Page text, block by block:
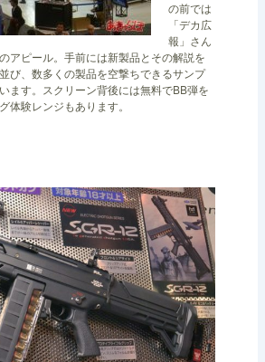
の前では
「デカ広
報」さん
アピール。手前には新製品とその解説を
び、数多くの製品を空撃ちできるサンプ
ます。スクリーン背後には無料でBB弾を
体験レンジもあります。